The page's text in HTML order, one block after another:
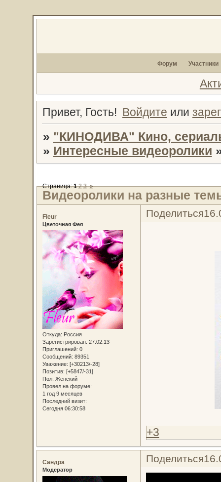
Форум Участники
Привет, Гость! Войдите или
» "КИНОДИВА" Кино,
» Интересные видеоролики
Видеоролики на разные
Страница:1 2 3 »
Поделиться
Fleur
Цветочная Фея
Откуда: Россия
Зарегистрирован: 27.02.13
Приглашений: 0
Сообщений: 89351
Уважение: [+30213/-28]
Позитив: [+5847/-31]
Пол: Женский
Провел на форуме:
1 год 9 месяцев
Последний визит:
Сегодня 06:30:58
+3
Поделиться
Сандра
Модератор